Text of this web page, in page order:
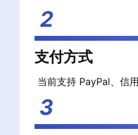
支付方式
当前支持 PayPal、信